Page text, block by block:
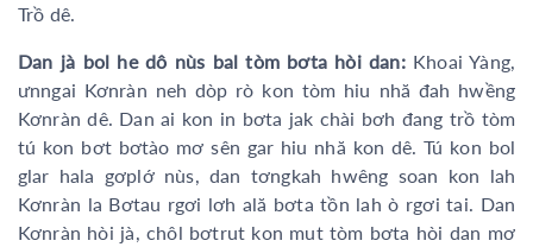
Trồ dê.
Dan jà bol he dô nùs bal tòm bơta hòi dan:Khoai Yàng,
ưnngai Kơnràn neh dòp rò kon tòm hiu nhă đah hwềng
Kơnràn dê. Dan ai kon in bơta jak chài bơh đang trồ tòm
tú kon bơt bơtào mơ sên gar hiu nhă kon dê. Tú kon bol
glar hala gơplớ nùs, dan tơngkah hwêng soan kon lah
Kơnràn la Bơtau rgơi lơh ală bơta tồn lah ò rgơi tai. Dan
Kơnràn hòi jà, chôl bơtrut kon mut tòm bơta hòi dan mơ